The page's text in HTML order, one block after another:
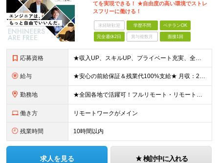
てを実現できる！ ★自由度の高い環境でストレ
スフリーに働ける！
未経験歓迎 学歴不問 ベテランOK
完全週休2日 賞与複数月 面接1回
応募資格 ★収入UP、スキルUP、プライベート充実、全て実現できる環境で働きたい方、大歓迎！ ★クラウド分野での経験をお持ちの方から、これまでの経験を活かしてチャレンジしたい方まで、 今回の募集では一人でも多
給与 ★安心の前給保証＆残業代100%支給★ 月収：28万円～＋賞与年2回(約4～5ヵ月分)＋役職手当＋残業代 ★想定年収：400万円～800万円 ※前職の給与を最大限考慮して、給与額を決定いたします
勤務地 ★全国各地で活躍可！フルリモート・リモートあり／転勤なし／U・Iターン歓迎★ ※希望を100％実現します！ ≪拠点≫ 【本社】 千葉県松戸市松戸1395-3 アークシティ松戸1F 【品川オフィ
働き方 リモートワークがメイン
残業時間 10時間以内
求人を見る 検討中に入れる